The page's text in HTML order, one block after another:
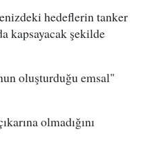
hedeflerin tanker
kapsayacak şekilde
oluşturduğu emsal"
olmadığını